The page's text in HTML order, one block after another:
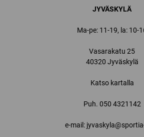
JYVÄSKYLÄ
Ma-pe: 11-19, la: 10-
Vasarakatu 25
40320 Jyväskylä
Katso kartalla
Puh. 050 4321142
e-mail: